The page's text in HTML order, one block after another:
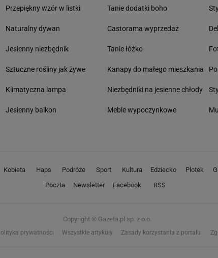
Przepiękny wzór w listki
Naturalny dywan
Jesienny niezbędnik
Sztuczne rośliny jak żywe
Klimatyczna lampa
Jesienny balkon
Tanie dodatki boho
Castorama wyprzedaż
Tanie łóżko
Kanapy do małego mieszkania
Niezbędniki na jesienne chłody
Meble wypoczynkowe
Kobieta Haps Podróże Sport Kultura Edziecko Plotek
Poczta
Newsletter Facebook RSS
Copyright © Gazeta.pl sp. z o.o.
prywatności Wszystkie artykuły Zasady korzystania z portalu